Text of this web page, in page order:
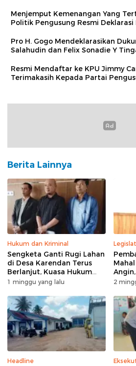
Menjemput Kemenangan Yang
Politik Pengusung Resmi Deklarasi
Pro H. Gogo Mendeklarasikan
Salahudin dan Felix Sonadie Y
Resmi Mendaftar ke KPU Jimmy
Terimakasih Kepada Partai
Berita Lainnya
Hukum dan Kriminal
Sengketa Ganti Rugi Lahan
di Desa Karendan Terus
Berlanjut, Kuasa Hukum
Ajukan Kasasi
1 minggu yang lalu 2
Headline